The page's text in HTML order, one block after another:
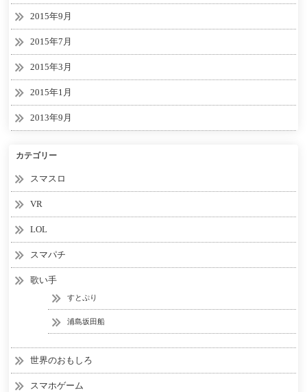
2015年9月
2015年7月
2015年3月
2015年1月
2013年9月
カテゴリー
スマスロ
VR
LOL
スマパチ
歌い手
すとぷり
浦島坂田船
世界のおもしろ
スマホゲーム